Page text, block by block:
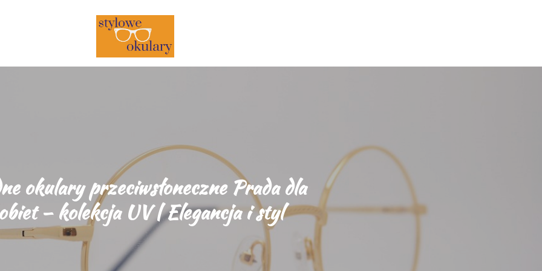
Stylowe Okulary
Stylowe Okulary
okulary przeciwsłoneczne Prada dla
– kolekcja UV | Elegancja i styl